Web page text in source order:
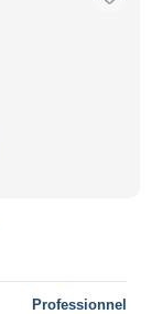
Professionnel